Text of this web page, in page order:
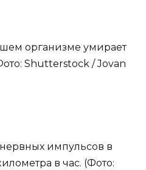
организме умирает
Shutterstock / Jovan
импульсов в
в час. (Фото: